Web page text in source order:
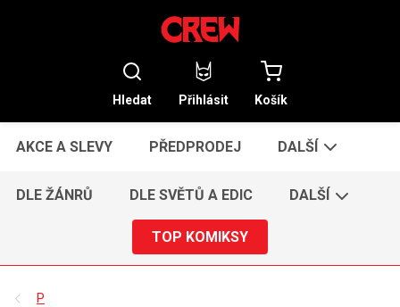
Hledat Přihlásit Košík
AKCE A SLEVY PŘEDPRODEJ DALŠÍ
DLE ŽÁNRŮ DLE SVĚTŮ A EDIC DALŠÍ
TOP KOMIKSY
P